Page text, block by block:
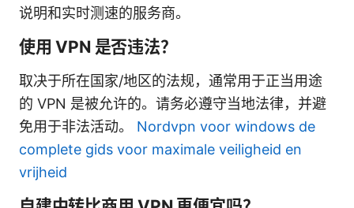
说明和实时测速的服务商。
使用 VPN 是否违法？
取决于所在国家/地区的法规，通常用于正当用途
的 VPN 是被允许的。请务必遵守当地法律，并避
免用于非法活动。 Nordvpn voor windows de
complete gids voor maximale veiligheid en
vrijheid